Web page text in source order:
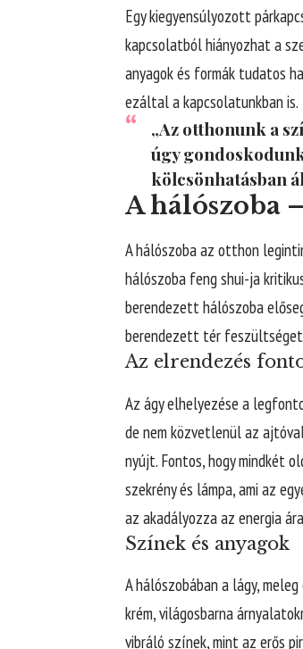
Egy kiegyensúlyozott
kapcsolatból hiányozhat a
anyagok és formák tudatos
ezáltal a kapcsolatunkban is.
„Az otthonunk a
úgy
kölcsönhatásban
A hálószoba
A hálószoba az otthon
hálószoba feng shui-ja
berendezett hálószoba
berendezett tér
Az elrendezés
Az ágy elhelyezése a
de nem közvetlenül az
nyújt. Fontos, hogy mindkét
szekrény és lámpa, ami az
az akadályozza az energia
Színek és anyagok
A hálószobában a lágy,
krém, világosbarna
vibráló színek, mint az erős